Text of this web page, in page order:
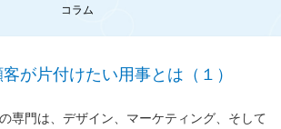
コラム
が片付けたい用事とは（１）
専門は、デザイン、マーケティング、そして